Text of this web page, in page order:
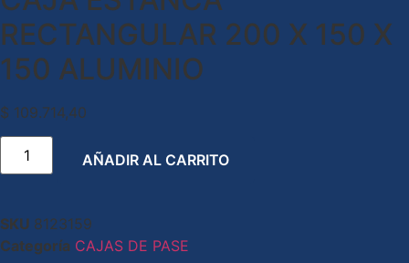
RECTANGULAR 200 X 150 X
150 ALUMINIO
$ 109.714,40
AÑADIR AL CARRITO
SKU 8123159
Categoría CAJAS DE PASE